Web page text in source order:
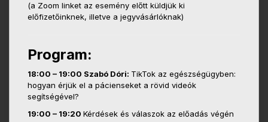
(a Zoom linket az esemény előtt küldjük ki
előfizetőinknek, illetve a jegyvásárlóknak)
Program:
18:00 – 19:00 Szabó Dóri: TikTok az egészségügyben:
hogyan érjük el a pácienseket a rövid videók
segítségével?
19:00 – 19:20 Kérdések és válaszok az előadás végén